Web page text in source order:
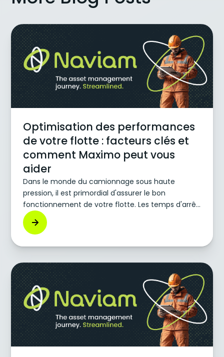
Optimisation des performances
de votre flotte : facteurs clés et
comment Maximo peut vous
aider
Dans le monde du camionnage sous haute
pression, il est primordial d'assurer le bon
fonctionnement de votre flotte. Les temps d'arrêt
imprévus dus à des pannes peuvent coûter cher
aux entreprises, avec des estimations allant de
dollars de l'heure. En matière de gestion de flotte,
l'accent n'est pas uniquement mis sur l'entretien
des véhicules, mais aussi sur l'amélioration
stratégique de l'efficacité opérationnelle et la
réduction des coûts grâce à des technologies
innovantes.